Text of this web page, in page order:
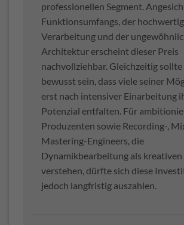
professionellen Segment.
Funktionsumfangs, der
Verarbeitung und der
Architektur erscheint dieser Preis
nachvollziehbar. Gleichzeitig sollte
bewusst sein, dass viele seiner
erst nach intensiver Einarbeitung
Potenzial entfalten. Für
Produzenten sowie Recording-,
Mastering-Engineers, die
Dynamikbearbeitung als kreativen
verstehen, dürfte sich diese
jedoch langfristig auszahlen.